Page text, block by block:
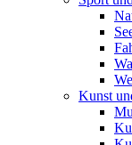
Kunst